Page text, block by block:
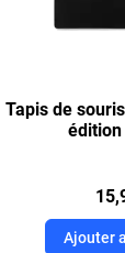
Tapis de
Ajouter